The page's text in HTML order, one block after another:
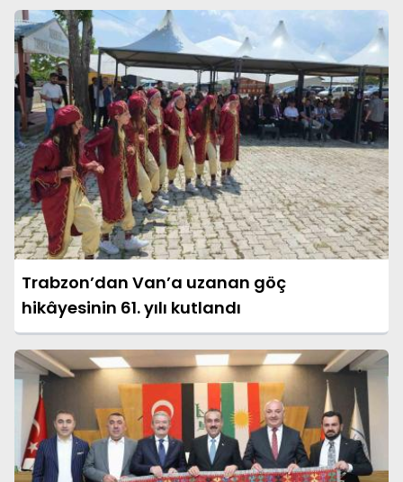
Trabzon’dan Van’a uzanan göç
hikâyesinin 61. yılı kutlandı